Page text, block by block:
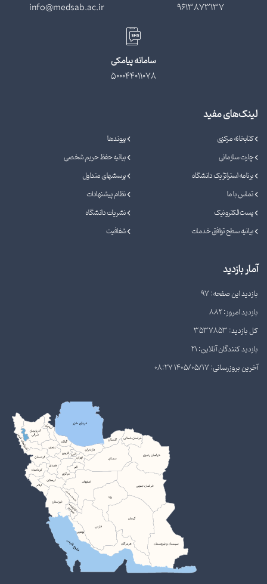
9613873137
info@medsab.ac.ir
سامانه پیامکی
500044011078
لینک‌های مفید
کتابخانه مرکزی
پیوندها
چارت سازمانی
بیانیه حفظ حریم شخصی
برنامه استراتژیک دانشگاه
پرسشهای متداول
تماس با ما
نظام پیشنهادات
پست الکترونیک
نشریات دانشگاه
بیانیه سطح توافق خدمات
شفافیت
آمار بازدید
بازدید این صفحه: 97
بازدید امروز: 882
کل بازدید: 3537853
بازدید کنندگان آنلاین: 21
آخرین بروزرسانی: 1405/05/17 08:27